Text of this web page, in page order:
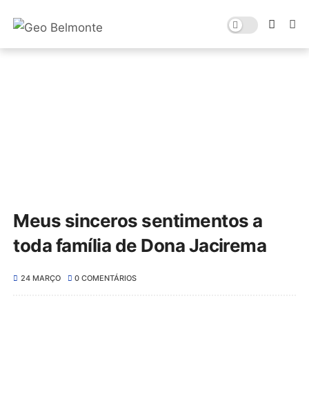
Meus sinceros sentimentos a
toda família de Dona Jacirema
24 MARÇO 0 COMENTÁRIOS